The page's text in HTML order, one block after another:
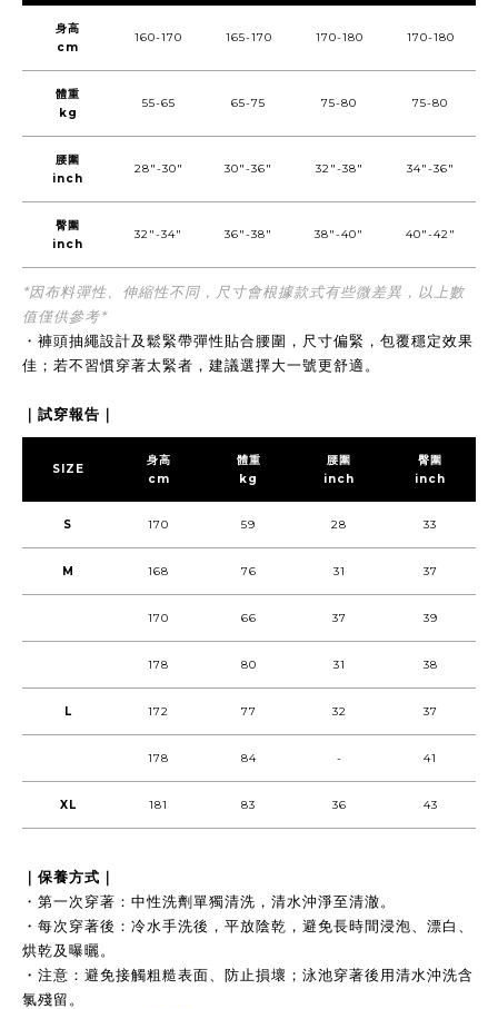
身高
cm
160-170 165-170 170-180 170-180
體重
kg
55-65 65-75 75-80 75-80
腰圍
inch
28"-30" 30"-36" 32"-38" 34"-36"
臀圍
inch
32"-34" 36"-38" 38"-40" 40"-42"
*因布料彈性、伸縮性不同，尺寸會根據款式有些微差異，以上數
值僅供參考*
・褲頭抽繩設計及鬆緊帶彈性貼合腰圍，尺寸偏緊，包覆穩定效果
佳；若不習慣穿著太緊者，建議選擇大一號更舒適。
｜試穿報告｜
SIZE
身高
cm
體重
kg
腰圍
inch
臀圍
inch
S 170 59 28 33
M 168 76 31 37
170 66 37 39
178 80 31 38
L 172 77 32 37
178 84 - 41
XL 181 83 36 43
｜保養方式｜
・第一次穿著：中性洗劑單獨清洗，清水沖淨至清澈。
・每次穿著後：冷水手洗後，平放陰乾，避免長時間浸泡、漂白、
烘乾及曝曬。
・注意：避免接觸粗糙表面、防止損壞；泳池穿著後用清水沖洗含
氯殘留。